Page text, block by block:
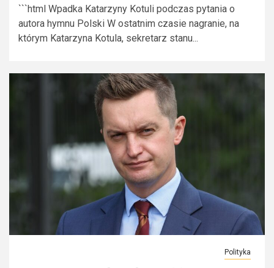
```html Wpadka Katarzyny Kotuli podczas pytania o
autora hymnu Polski W ostatnim czasie nagranie, na
którym Katarzyna Kotula, sekretarz stanu...
Polityka